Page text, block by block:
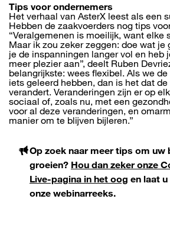
Tips voor ondernemers
Het verhaal van AsterX leest als een
Hebben de zaakvoerders nog tips
“Veralgemenen is moeilijk, want elke
Maar ik zou zeker zeggen: doe wat je
je de inspanningen langer vol en heb
meer plezier aan”, deelt Ruben
belangrijkste: wees flexibel. Als we
iets geleerd hebben, dan is het dat
verandert. Veranderingen zijn er op
sociaal of, zoals nu, met een
voor al deze veranderingen, en
manier om te blijven bijleren.”
Op zoek naar meer tips om uw
groeien? Hou dan zeker onze
Live-pagina in het oog en laat
onze webinarreeks.